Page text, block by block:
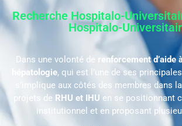
Recherche Hospitalo-
Hospitalo-
Dans une volonté de renforcement d’aide
hépatologie, qui est l’une de ses
s’implique aux côtés des membres dans
projets de RHU et IHU en se positionnant
institutionnel et en proposant